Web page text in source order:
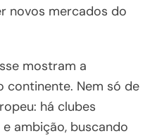
novos mercados do
mostram a
continente. Nem só de
há clubes
ambição, buscando